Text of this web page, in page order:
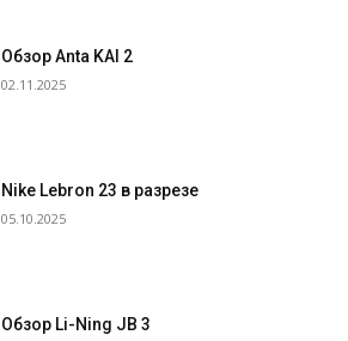
Обзор Anta KAI 2
02.11.2025
Nike Lebron 23 в разрезе
05.10.2025
Обзор Li-Ning JB 3